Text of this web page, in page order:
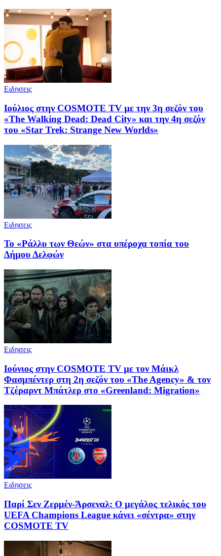
Ειδησεις
Ιούλιος στην COSMOTE TV με την 3η σεζόν του
«The Walking Dead: Dead City» και την 4η σεζόν
του «Star Trek: Strange New Worlds»
Ειδησεις
Το «Ράλλυ των Θεών» στα υπέροχα τοπία του
Δήμου Δελφών
Ειδησεις
Ιούνιος στην COSMOTE TV με τον Μάικλ
Φασμπέντερ στη 2η σεζόν του «The Agency» & τον
Τζέραρντ Μπάτλερ στο «Greenland: Migration»
Ειδησεις
Παρί Σεν Ζερμέν-Άρσεναλ: Ο μεγάλος τελικός του
UEFA Champions League κάνει «σέντρα» στην
COSMOTE TV